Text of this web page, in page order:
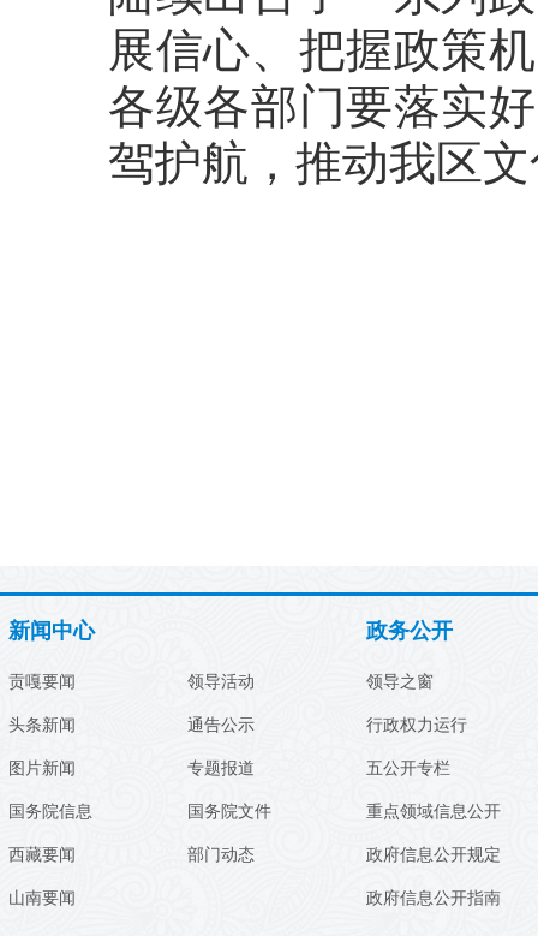
展信心、把握政策
各级各部门要落实
驾护航，推动我区
新闻中心
贡嘎要闻
头条新闻
图片新闻
国务院信息
西藏要闻
山南要闻
领导活动
通告公示
专题报道
国务院文件
部门动态
政务公开
领导之窗
行政权力运行
五公开专栏
重点领域信息公开
政府信息公开规定
政府信息公开指南